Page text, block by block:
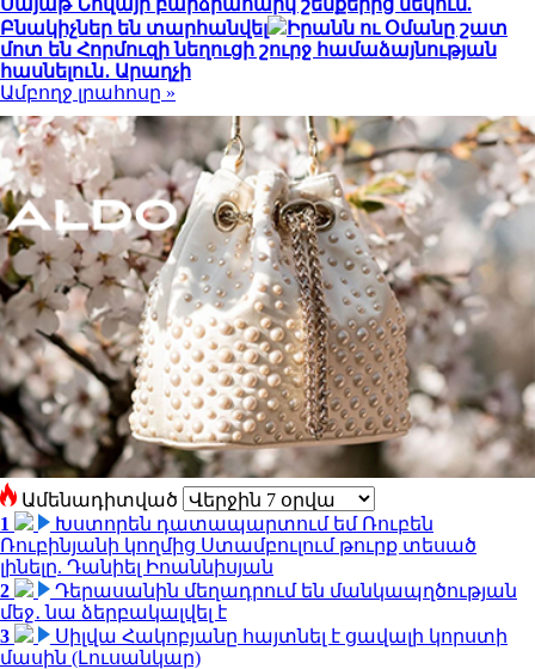
Բնակիչներ են տարհանվել
Իրանն ու Օմանը շատ
մոտ են Հորմուզի նեղուցի շուրջ համաձայնության
հասնելուն․ Արաղչի
Ամբողջ լրահոսը »
Ամենադիտված
1
Խստորեն դատապարտում եմ Ռուբեն
Ռուբինյանի կողմից Ստամբուլում թուրք տեսած
լինելը. Դանիել Իոաննիսյան
2
Դերասանին մեղադրում են մանկապղծության
մեջ․ նա ձերբակալվել է
3
Սիլվա Հակոբյանը հայտնել է ցավալի կորստի
մասին (Լուսանկար)